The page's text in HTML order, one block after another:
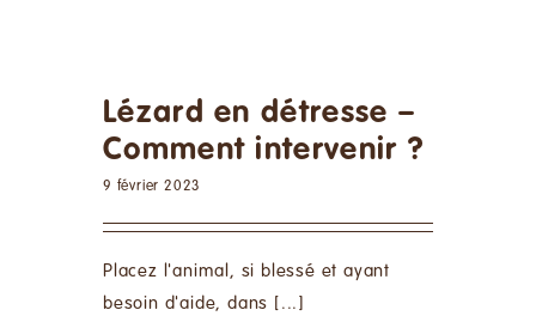
Lézard en détresse –
Comment intervenir ?
9 février 2023
Placez l'animal, si blessé et ayant
besoin d'aide, dans [...]